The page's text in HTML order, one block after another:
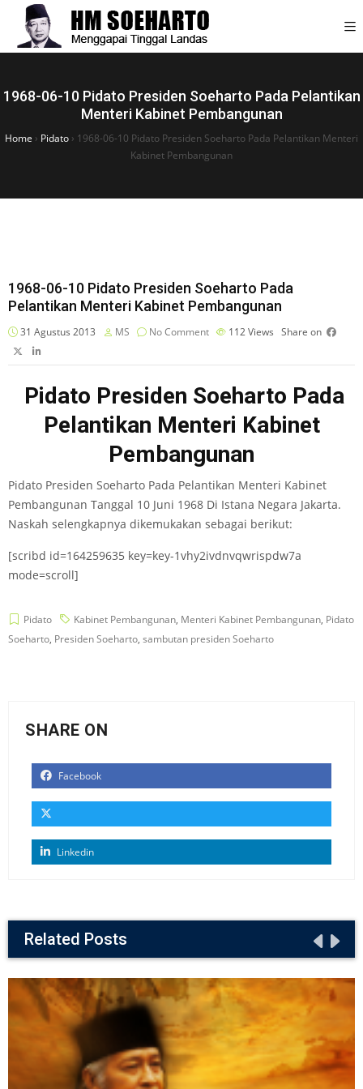
1968-06-10 Pidato Presiden Soeharto Pada Pelantikan
Menteri Kabinet Pembangunan
Home › Pidato › 1968-06-10 Pidato Presiden Soeharto Pada Pelantikan Menteri
Kabinet Pembangunan
1968-06-10 Pidato Presiden Soeharto Pada
Pelantikan Menteri Kabinet Pembangunan
31 Agustus 2013 MS No Comment 112Views Share on
Pidato Presiden Soeharto Pada
Pelantikan Menteri Kabinet
Pembangunan
Pidato Presiden Soeharto Pada Pelantikan Menteri Kabinet
Pembangunan Tanggal 10 Juni 1968 Di Istana Negara Jakarta.
Naskah selengkapnya dikemukakan sebagai berikut:
[scribd id=164259635 key=key-1vhy2ivdnvqwrispdw7a
mode=scroll]
Pidato Kabinet Pembangunan, Menteri Kabinet Pembangunan, Pidato
Soeharto, Presiden Soeharto, sambutan presiden Soeharto
SHARE ON
Facebook
Linkedin
Related Posts